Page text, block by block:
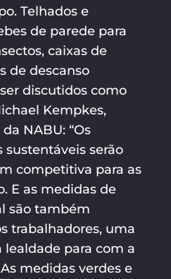
Telhados e
de parede para
caixas de
de descanso
discutidos como
Kempkes,
NABU: “Os
sustentáveis serão
competitiva para as
E as medidas de
são também
trabalhadores, uma
lealdade para com a
medidas verdes e